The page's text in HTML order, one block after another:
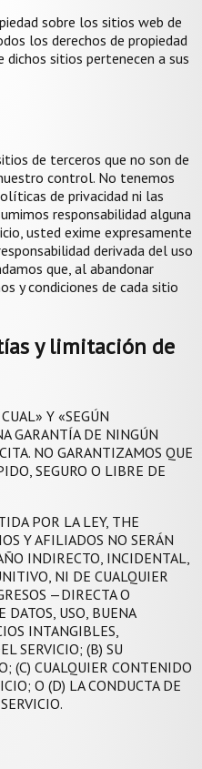
sobre los sitios web de
los derechos de propiedad
sitios pertenecen a sus
de terceros que no son de
control. No tenemos
de privacidad ni las
responsabilidad alguna
usted exime expresamente
derivada del uso
que, al abandonar
y condiciones de cada sitio
y limitación de
Y «SEGÚN
GARANTÍA DE NINGÚN
NO GARANTIZAMOS QUE
SEGURO O LIBRE DE
POR LA LEY, THE
Y AFILIADOS NO SERÁN
INDIRECTO, INCIDENTAL,
NI DE CUALQUIER
—DIRECTA O
USO, BUENA
INTANGIBLES,
SERVICIO; (B) SU
(C) CUALQUIER CONTENIDO
O (D) LA CONDUCTA DE